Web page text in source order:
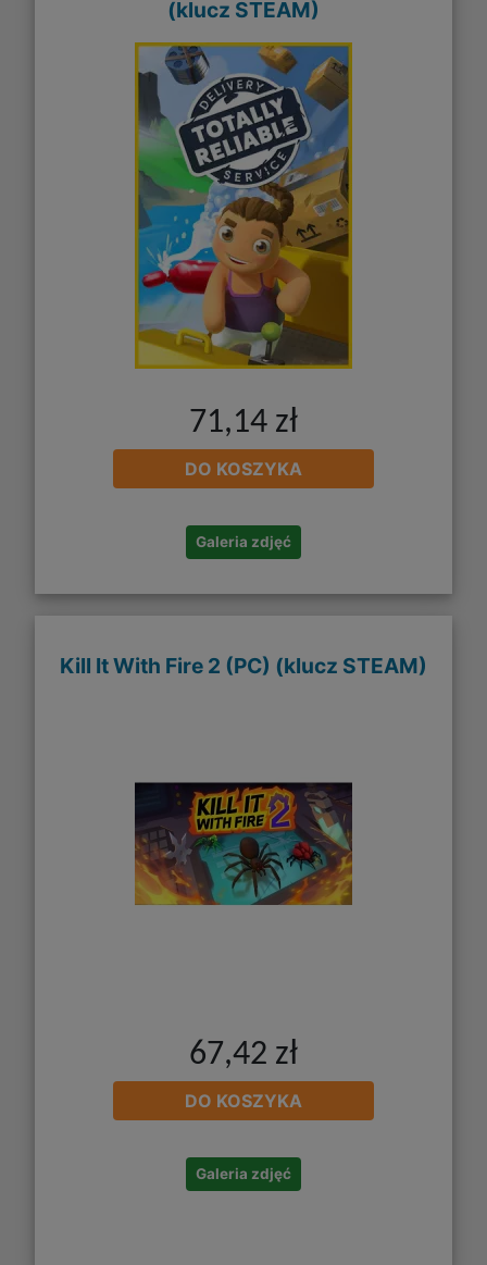
(klucz STEAM)
71,14 zł
DO KOSZYKA
Galeria zdjęć
Kill It With Fire 2 (PC) (klucz STEAM)
67,42 zł
DO KOSZYKA
Galeria zdjęć